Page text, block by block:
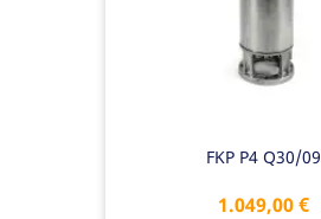
FKP P4 Q30/09
Preis
1.049,00 €